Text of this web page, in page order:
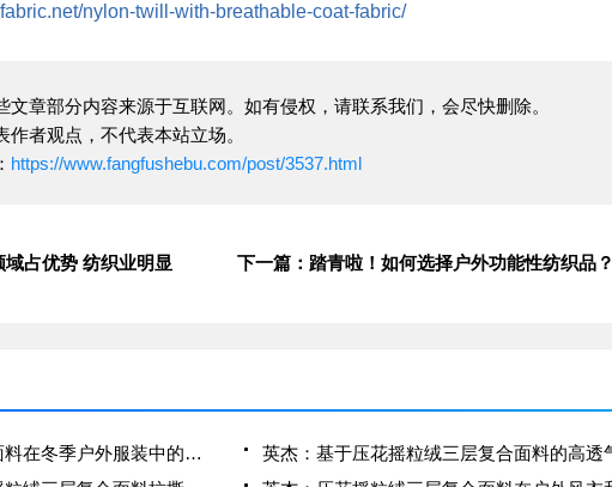
nylon-twill-with-breathable-coat-fabric/
文章部分内容来源于互联网。如有侵权，请联系我们，会尽快删除。
作者观点，不代表本站立场。
https://www.fangfushebu.com/post/3537.html
域占优势 纺织业明显 下一篇：踏青啦！如何选择户外功能性纺织品？
英杰：压花摇粒绒三层复合面料在冬季户外服装中的保暖性能优化研究